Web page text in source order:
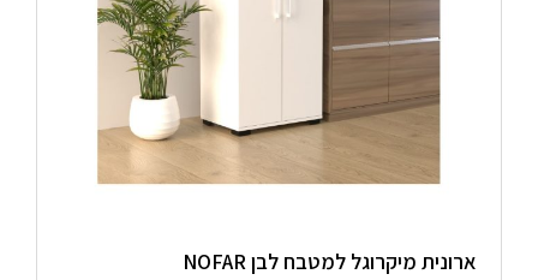
ארונית מיקרוגל למטבח לבן NOFAR